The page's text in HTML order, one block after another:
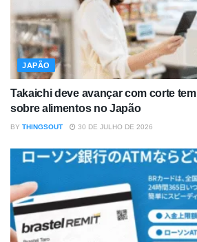
JAPÃO
Takaichi deve avançar com corte
sobre alimentos no Japão
BY THINGSOUT 30 DE JULHO DE 2026